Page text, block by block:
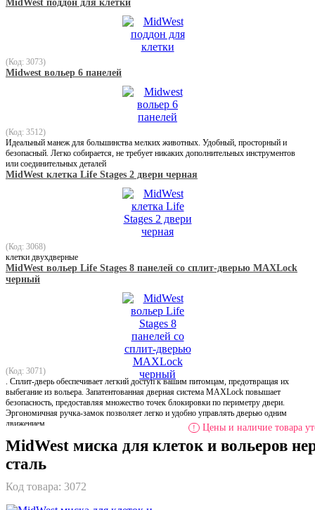
MidWest поддон для клетки
(Код: 3073)
Midwest вольер 6 панелей
(Код: 3512)
Идеальный манеж для большинства мелких животных. Удобный, просторный и
безопасный. Легко собирается, не требует никаких дополнительных инструментов
или соединительных деталей
MidWest клетка Life Stages 2 двери черная
(Код: 3068)
клетки двухдверные
MidWest вольер Life Stages 8 панелей со сплит-дверью MAXLock
черный
(Код: 3071)
. Сплит-дверь обеспечивает легкий доступ к вашим питомцам, предотвращая их
выбегание из вольера. Запатентованная дверная система MAXLock повышает
безопасность, предоставляя множество точек блокировки по периметру двери.
Эргономичная ручка-замок позволяет легко и удобно управлять дверью одним
движением.
! Цены и наличие товара
MidWest миска для клеток и вольеров
сталь
Код товара: 3072